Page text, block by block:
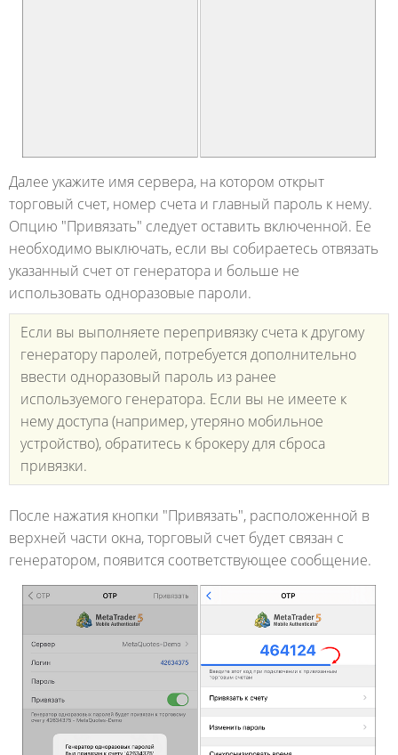
Далее укажите имя сервера, на котором открыт
торговый счет, номер счета и главный пароль к нему.
Опцию "Привязать" следует оставить включенной. Ее
необходимо выключать, если вы собираетесь отвязать
указанный счет от генератора и больше не
использовать одноразовые пароли.
Если вы выполняете перепривязку счета к другому
генератору паролей, потребуется дополнительно
ввести одноразовый пароль из ранее
используемого генератора. Если вы не имеете к
нему доступа (например, утеряно мобильное
устройство), обратитесь к брокеру для сброса
привязки.
После нажатия кнопки "Привязать", расположенной в
верхней части окна, торговый счет будет связан с
генератором, появится соответствующее сообщение.